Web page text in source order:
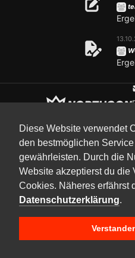
Diese Website verwendet
den bestmöglichen Service
gewährleisten. Durch die
Website akzeptierst du die
Cookies. Näheres erfährst
Datenschutzerklärung.
Updates